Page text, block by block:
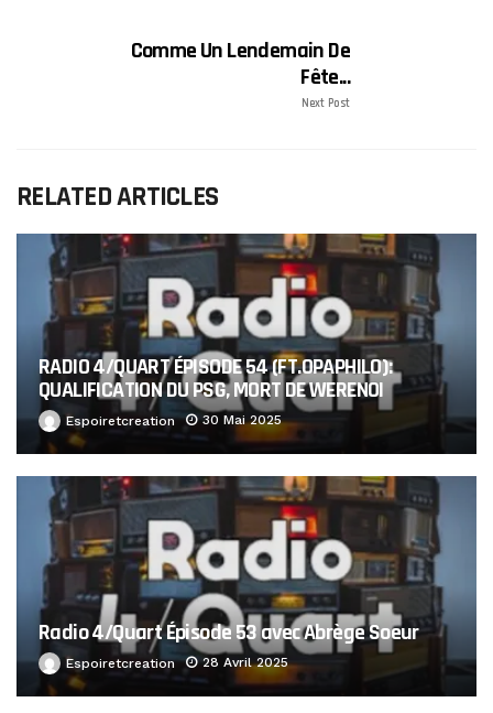
Comme Un Lendemain De
Fête...
Next Post
RELATED ARTICLES
RADIO 4/QUART ÉPISODE 54 (FT.OPAPHILO):
QUALIFICATION DU PSG, MORT DE WERENOI
Espoiretcreation 30 Mai 2025
Radio 4/Quart Épisode 53 avec Abrège Soeur
Espoiretcreation 28 Avril 2025